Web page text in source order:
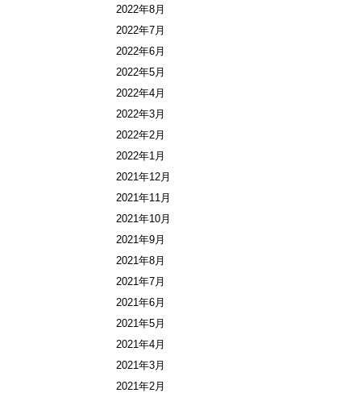
2022年8月
2022年7月
2022年6月
2022年5月
2022年4月
2022年3月
2022年2月
2022年1月
2021年12月
2021年11月
2021年10月
2021年9月
2021年8月
2021年7月
2021年6月
2021年5月
2021年4月
2021年3月
2021年2月